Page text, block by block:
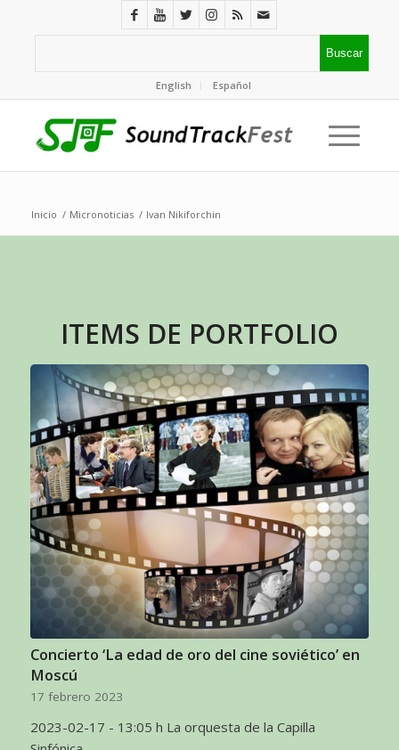
English Español
Inicio / Micronoticias / Ivan Nikiforchin
ITEMS DE PORTFOLIO
Concierto ‘La edad de oro del cine soviético’ en
Moscú
17 febrero 2023
2023-02-17 - 13:05 h La orquesta de la Capilla